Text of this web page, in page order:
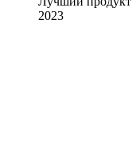
2023